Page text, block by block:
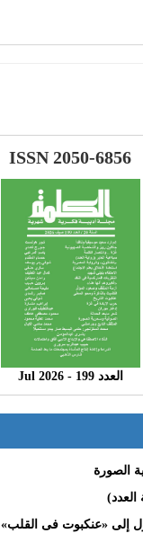
ISSN 2050-6856
العدد 199 - 2026 Jul
الصورة
العدد)
إلى «عنكبوت فى القلب»